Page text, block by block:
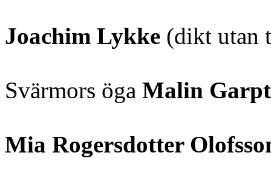
Joachim Lykke (dikt utan
Svärmors öga Malin
Mia Rogersdotter